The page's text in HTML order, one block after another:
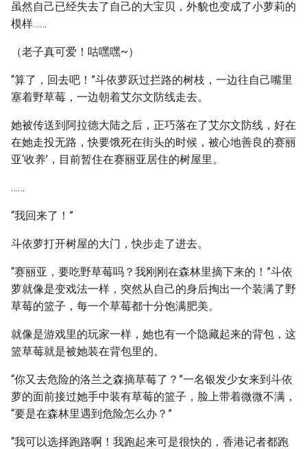
虽然自己已经失去了自己的大宝贝，外貌也变成了小萝莉的
模样……
（老子真可爱！咕嘿嘿~）
“算了，回去吧！”斗依萝跃过拦路的树枝，一边往自己嘴里
塞着野草莓，一边朝着艾尔文防线走去。
她被传送到阿拉德大陆之后，正巧落在了艾尔文防线，好在
在她走投无路，快要饿死在街头的时候，被心地善良的赛丽
亚‘收养’，目前暂住在赛丽亚居住的树屋里。
……
“我回来了！”
斗依萝打开树屋的大门，快步走了进去。
“赛丽亚，要吃野草莓吗？我刚刚在森林里摘下来的！”斗依
萝就像是变戏法一样，突然从自己的身后掏出一个装满了野
草莓的篮子，每一个草莓都十分饱满肥美。
就像是游戏里的玩家一样，她也有一个隐藏起来的背包，这
篮草莓就是被她装在背包里的。
“你又去危险的洛兰之森摘草莓了？”一名银发少女来到斗依
萝的面前接过她手中装有草莓的篮子，脸上带着微微不满，
“要是在森林里遇到危险怎么办？”
“我可以选择跑路啊！我跑起来可是很快的，香港记者都跑